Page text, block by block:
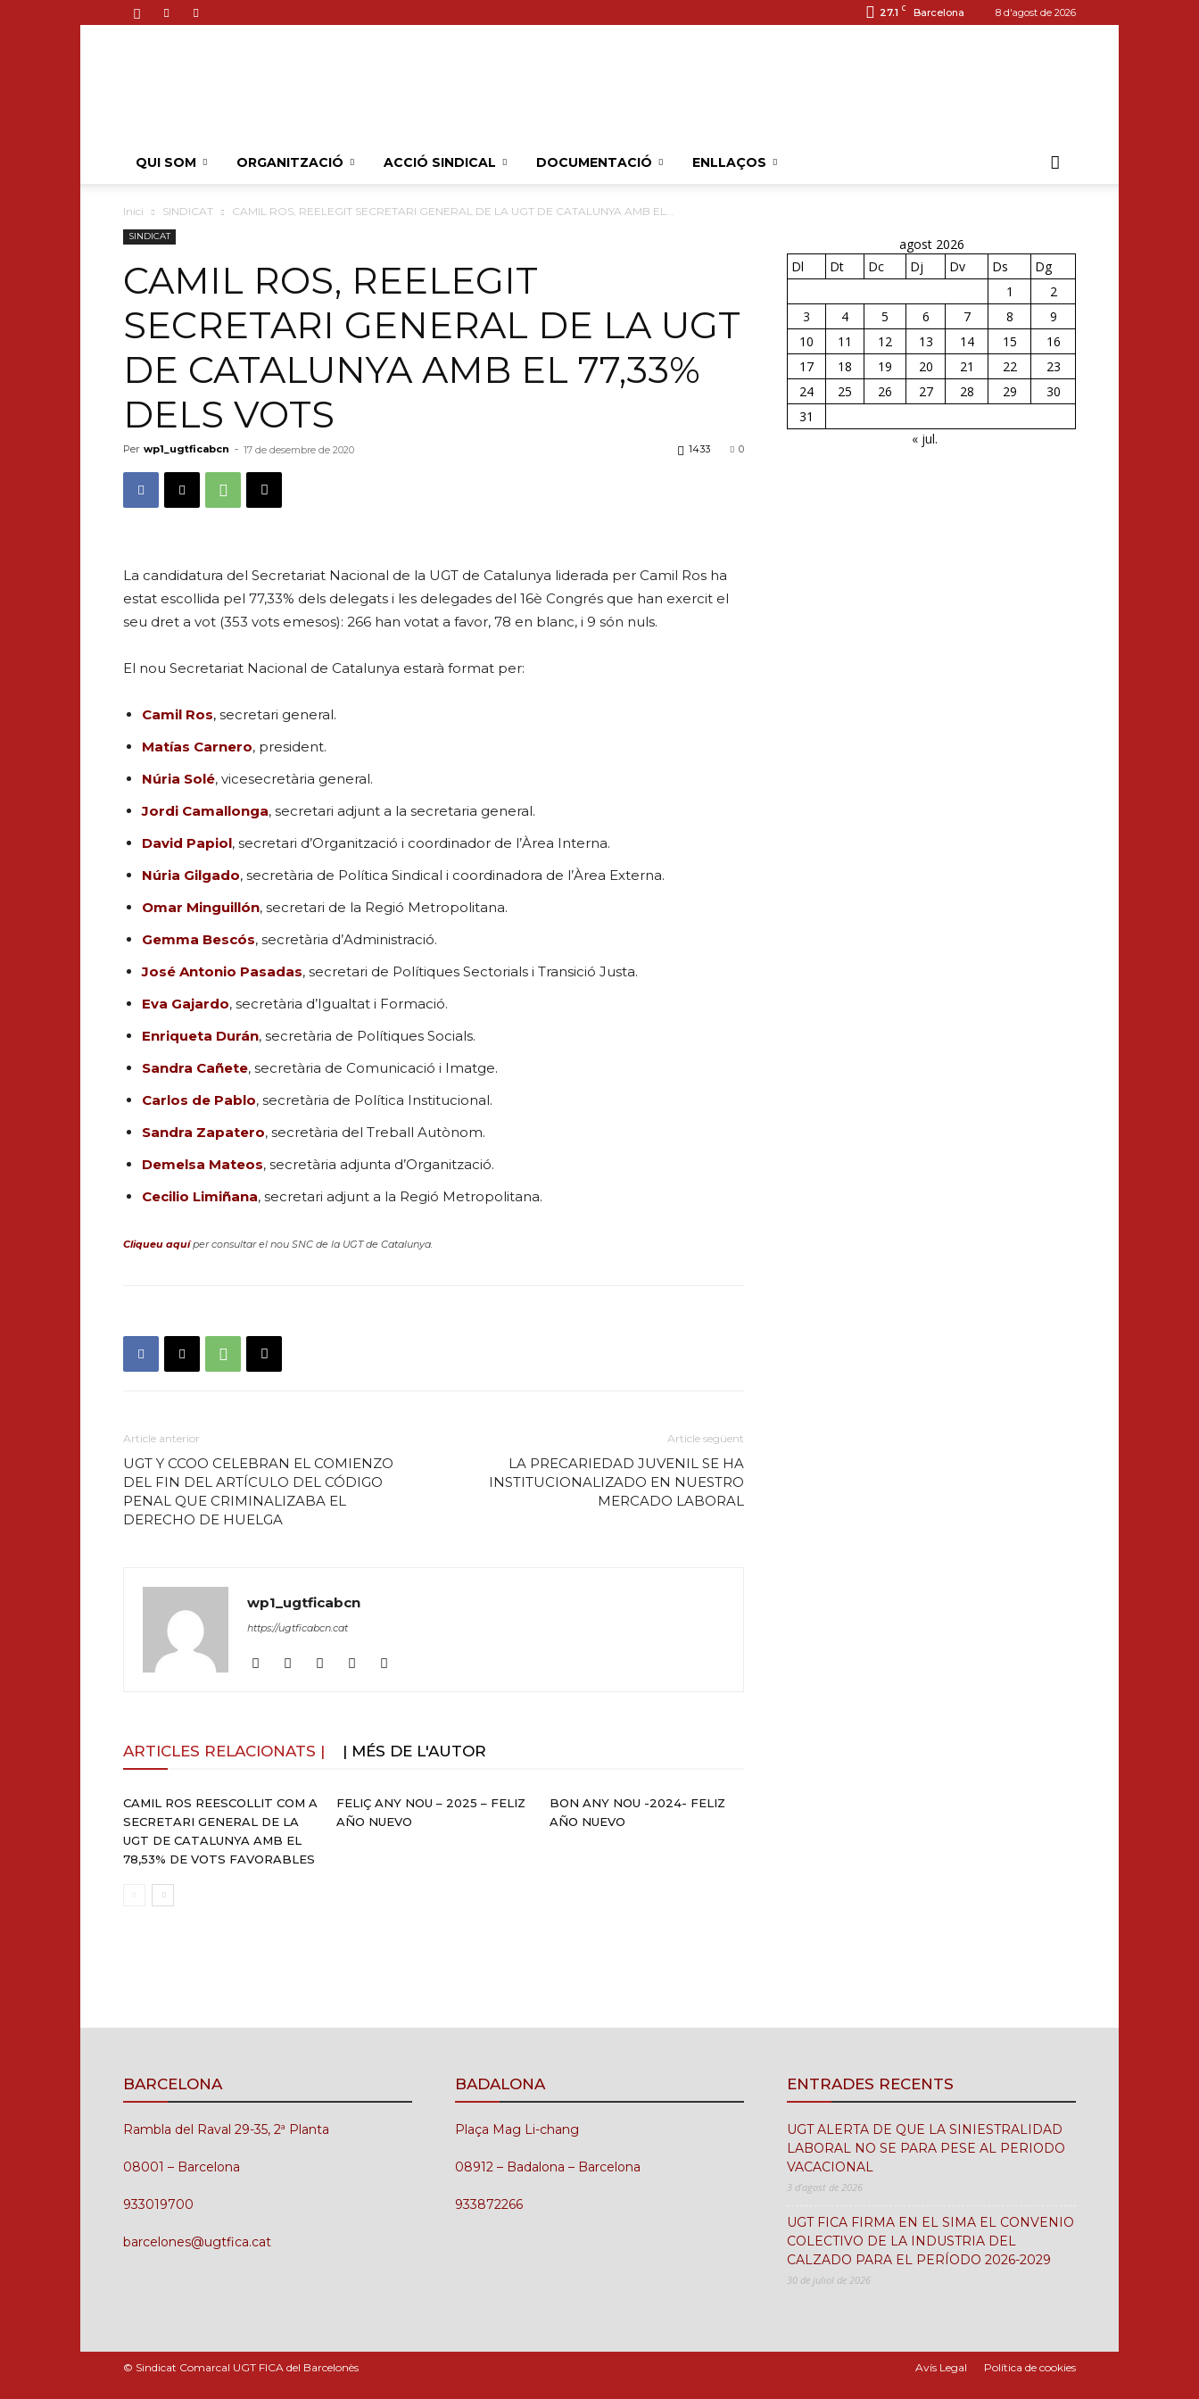
27.1 C Barcelona 8 d'agost de 2026
UGT
del
QUI SOM ORGANITZACIÓ ACCIÓ SINDICAL DOCUMENTACIÓ ENLLAÇOS
Inici SINDICAT CAMIL ROS, REELEGIT SECRETARI GENERAL DE LA UGT DE CATALUNYA AMB EL...
SINDICAT
CAMIL ROS, REELEGIT
SECRETARI GENERAL DE LA UGT
DE CATALUNYA AMB EL 77,33%
DELS VOTS
Per wp1_ugtficabcn - 17 de desembre de 2020 0
1433
La candidatura del Secretariat Nacional de la UGT de Catalunya liderada per Camil Ros ha
estat escollida pel 77,33% dels delegats i les delegades del 16è Congrés que han exercit el
seu dret a vot (353 vots emesos): 266 han votat a favor, 78 en blanc, i 9 són nuls.
El nou Secretariat Nacional de Catalunya estarà format per:
Camil Ros, secretari general.
Matías Carnero, president.
Núria Solé, vicesecretària general.
Jordi Camallonga, secretari adjunt a la secretaria general.
David Papiol, secretari d’Organització i coordinador de l’Àrea Interna.
Núria Gilgado, secretària de Política Sindical i coordinadora de l’Àrea Externa.
Omar Minguillón, secretari de la Regió Metropolitana.
Gemma Bescós, secretària d’Administració.
José Antonio Pasadas, secretari de Polítiques Sectorials i Transició Justa.
Eva Gajardo, secretària d’Igualtat i Formació.
Enriqueta Durán, secretària de Polítiques Socials.
Sandra Cañete, secretària de Comunicació i Imatge.
Carlos de Pablo, secretària de Política Institucional.
Sandra Zapatero, secretària del Treball Autònom.
Demelsa Mateos, secretària adjunta d’Organització.
Cecilio Limiñana, secretari adjunt a la Regió Metropolitana.
Cliqueu aquíper consultar el nou SNC de la UGT de Catalunya.
Article anterior
UGT Y CCOO CELEBRAN EL COMIENZO
DEL FIN DEL ARTÍCULO DEL CÓDIGO
PENAL QUE CRIMINALIZABA EL
DERECHO DE HUELGA
Article següent
LA PRECARIEDAD JUVENIL SE HA
INSTITUCIONALIZADO EN NUESTRO
MERCADO LABORAL
wp1_ugtficabcn
https://ugtficabcn.cat
ARTICLES RELACIONATS | | MÉS DE L'AUTOR
CAMIL ROS REESCOLLIT COM A
SECRETARI GENERAL DE LA
UGT DE CATALUNYA AMB EL
78,53% DE VOTS FAVORABLES
FELIÇ ANY NOU – 2025 – FELIZ
AÑO NUEVO
BON ANY NOU -2024- FELIZ
AÑO NUEVO
agost 2026
Dl
Dt Dc Dj Dv Ds
Dg
1
2
3
4 5 6 7 8
9
10
11 12 13 14 15
16
17
18 19 20 21 22
23
24
25 26 27 28 29
30
31
« jul.
BARCELONA
Rambla del Raval 29-35, 2ª Planta
08001 – Barcelona
933019700
barcelones@ugtfica.cat
BADALONA
Plaça Mag Li-chang
08912 – Badalona – Barcelona
933872266
ENTRADES RECENTS
UGT ALERTA DE QUE LA SINIESTRALIDAD
LABORAL NO SE PARA PESE AL PERIODO
VACACIONAL
3 d'agost de 2026
UGT FICA FIRMA EN EL SIMA EL CONVENIO
COLECTIVO DE LA INDUSTRIA DEL
CALZADO PARA EL PERÍODO 2026-2029
30 de juliol de 2026
Avís Legal Política de cookies
© Sindicat Comarcal UGT FICA del Barcelonès